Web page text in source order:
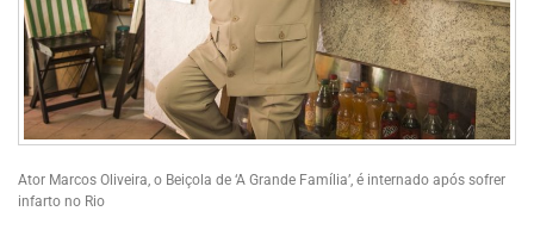
Ator Marcos Oliveira, o Beiçola de ‘A Grande Família’, é internado após sofrer
infarto no Rio